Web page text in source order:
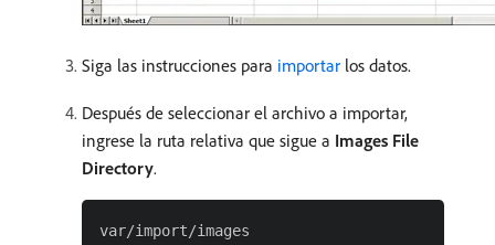
Siga las instrucciones para importar los datos.
Después de seleccionar el archivo a importar,
ingrese la ruta relativa que sigue a Images File
Directory.